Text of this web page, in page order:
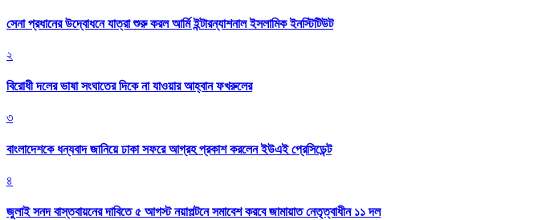
সেনা প্রধানের উদ্বোধনে যাত্রা শুরু করল আর্মি ইন্টারন্যাশনাল ইসলামিক ইনস্টিটিউট
২
বিরোধী দলের ভাষা সংঘাতের দিকে না যাওয়ার আহ্বান ফখরুলের
৩
বাংলাদেশকে ধন্যবাদ জানিয়ে ঢাকা সফরে আগ্রহ প্রকাশ করলেন ইউএই প্রেসিডেন্ট
৪
জুলাই সনদ বাস্তবায়নের দাবিতে ৫ আগস্ট নয়াপল্টনে সমাবেশ করবে জামায়াত নেতৃত্বাধীন ১১ দল